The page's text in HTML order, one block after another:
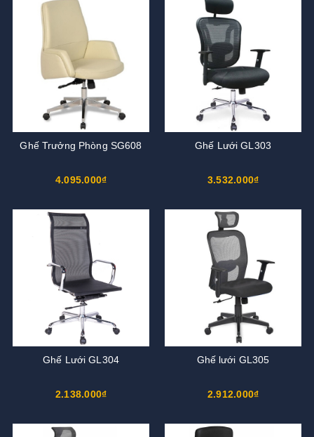
Ghế Trưởng Phòng SG608
4.095.000₫
Ghế Lưới GL303
3.532.000₫
Ghế Lưới GL304
2.138.000₫
Ghế lưới GL305
2.912.000₫